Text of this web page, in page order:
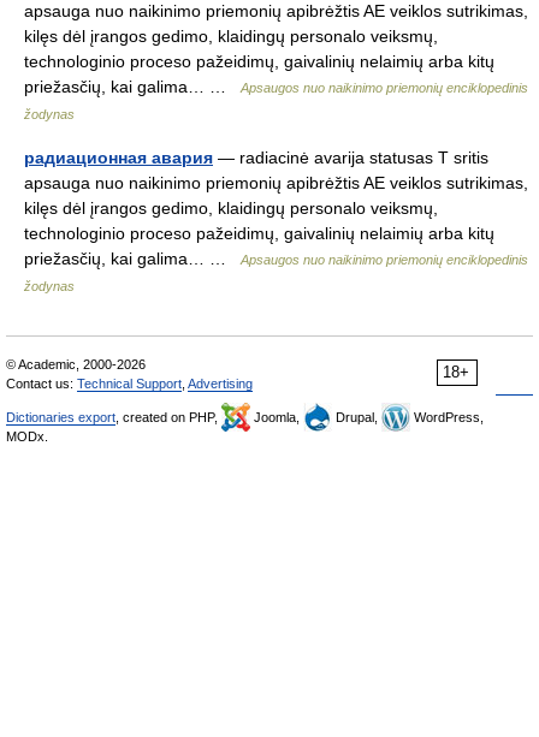
apsauga nuo naikinimo priemonių apibrėžtis AE veiklos sutrikimas,
kilęs dėl įrangos gedimo, klaidingų personalo veiksmų,
technologinio proceso pažeidimų, gaivalinių nelaimių arba kitų
priežasčių, kai galima… …
Apsaugos nuo naikinimo priemonių enciklopedinis
žodynas
радиационная авария — radiacinė avarija statusas T sritis
apsauga nuo naikinimo priemonių apibrėžtis AE veiklos sutrikimas,
kilęs dėl įrangos gedimo, klaidingų personalo veiksmų,
technologinio proceso pažeidimų, gaivalinių nelaimių arba kitų
priežasčių, kai galima… …
Apsaugos nuo naikinimo priemonių enciklopedinis
žodynas
18+
© Academic, 2000-2026
Contact us: Technical Support Advertising
Dictionaries export , created on PHP, Joomla, Drupal,
WordPress,
MODx.